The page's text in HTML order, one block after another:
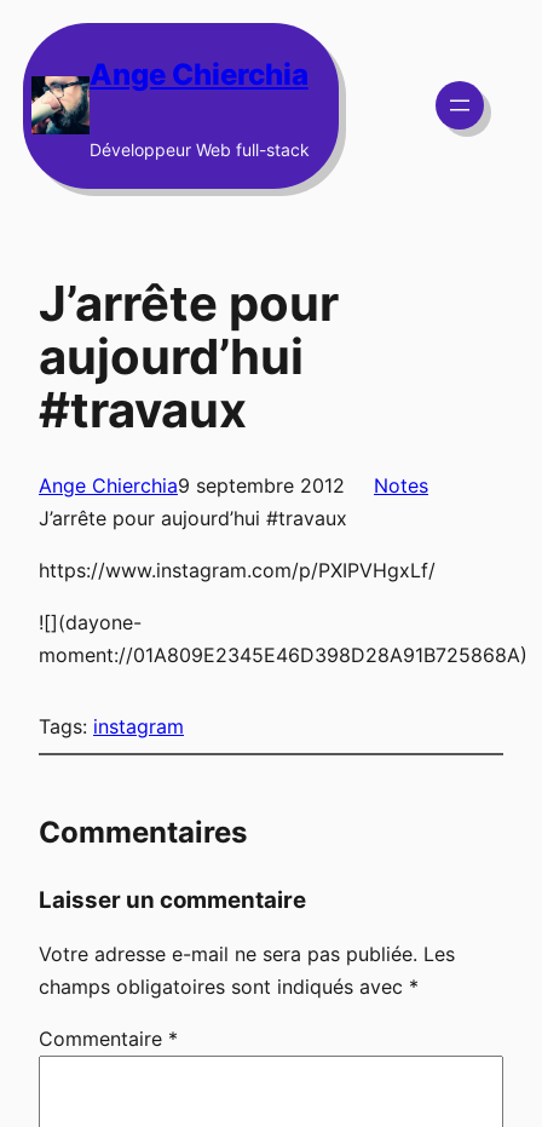
au
contenu Ange Chierchia
Développeur Web full-stack
J’arrête pour
aujourd’hui
#travaux
Ange Chierchia9 septembre 2012
Notes
J’arrête pour aujourd’hui #travaux
https://www.instagram.com/p/PXIPVHgxLf/
![](dayone-
moment://01A809E2345E46D398D28A91B725868A)
Tags: instagram
Commentaires
Laisser un commentaire
Votre adresse e-mail ne sera pas publiée. Les
champs obligatoires sont indiqués avec *
Commentaire *